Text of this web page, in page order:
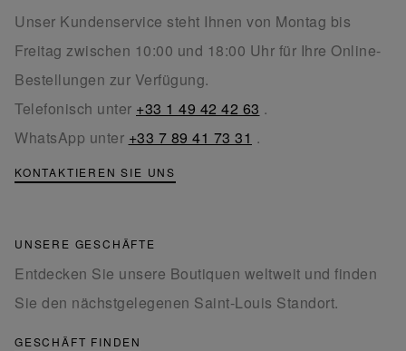
Unser Kundenservice steht Ihnen von Montag bis
Freitag zwischen 10:00 und 18:00 Uhr für Ihre Online-
Bestellungen zur Verfügung.
Telefonisch unter +33 1 49 42 42 63 .
WhatsApp unter +33 7 89 41 73 31 .
KONTAKTIEREN SIE UNS
UNSERE GESCHÄFTE
Entdecken Sie unsere Boutiquen weltweit und finden
Sie den nächstgelegenen Saint-Louis Standort.
GESCHÄFT FINDEN